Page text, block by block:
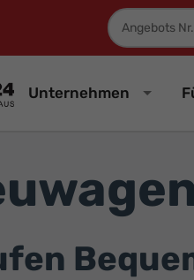
Unternehmen